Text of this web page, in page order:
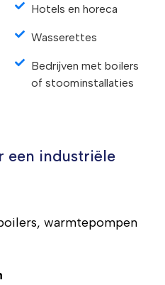
Hotels en horeca
Wasserettes
Bedrijven met boilers
of stoominstallaties
een industriële
warmtepompen